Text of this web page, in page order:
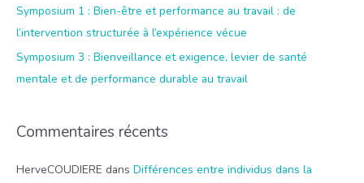
Symposium 1 : Bien-être et performance au travail : de
l’intervention structurée à l’expérience vécue
Symposium 3 : Bienveillance et exigence, levier de santé
mentale et de performance durable au travail
Commentaires récents
HerveCOUDIERE dans Différences entre individus dans la